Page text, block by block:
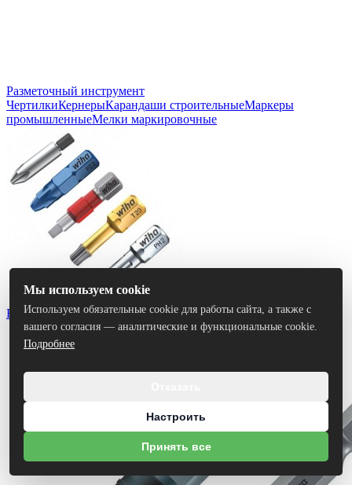
Разметочный инструмент
ЧертилкиКернерыКарандаши строительныеМаркеры
промышленныеМелки маркировочные
Биты
Мы используем cookie
Используем обязательные cookie для работы сайта, а также с
вашего согласия — аналитические и функциональные cookie.
Подробнее
Настроить
Принять все